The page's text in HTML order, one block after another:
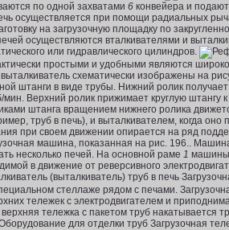
по одной захватами 6 конвейера и
осуществляется при помощи радиальных
на загрузочную площадку по
осуществляются вталкивателями и
или гидравлического цилиндров.
простыми и удобными являются
схематически изображены на
штанги в виде трубы. Нижний ролик
Верхний ролик прижимает круглую
штанга вращением нижнего ролика
труб в печь), и выталкивателем, когда
при своем движении опирается на ряд
машина, показанная на рис. 196..
несколько печей. На основной раме 1 машины
в движение от реверсивного
стеллаже рядом с печами.
тележек с электродвигателем и
тележка с пакетом труб накатывается
Загрузочная